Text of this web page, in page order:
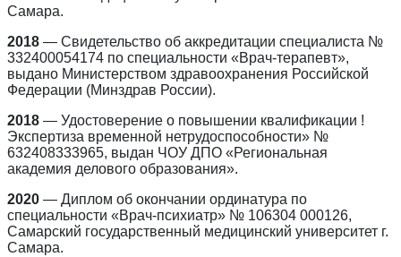
Самара.
2018 — Свидетельство об аккредитации специалиста №
332400054174 по специальности «Врач-терапевт»,
выдано Министерством здравоохранения Российской
Федерации (Минздрав России).
2018 — Удостоверение о повышении квалификации !
Экспертиза временной нетрудоспособности» №
632408333965, выдан ЧОУ ДПО «Региональная
академия делового образования».
2020 — Диплом об окончании ординатура по
специальности «Врач-психиатр» № 106304 000126,
Самарский государственный медицинский университет г.
Самара.